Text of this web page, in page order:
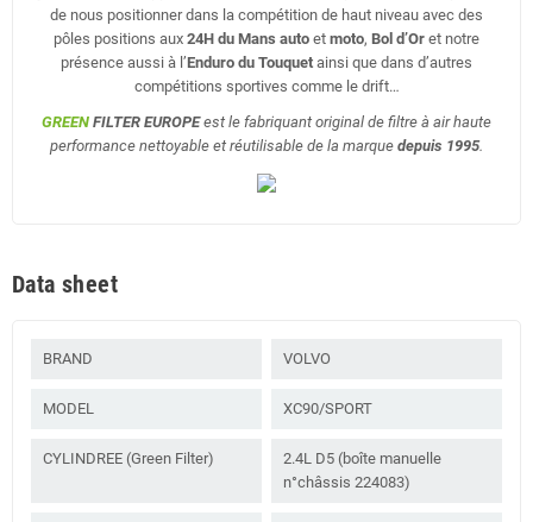
de nous positionner dans la compétition de haut niveau avec des
pôles positions aux 24H du Mans auto et moto, Bol d’Or et notre
présence aussi à l’Enduro du Touquet ainsi que dans d’autres
compétitions sportives comme le drift…
GREEN FILTER EUROPEest le fabriquant original de filtre à air haute
performance nettoyable et réutilisable de la marque depuis 1995.
Data sheet
BRAND VOLVO
MODEL XC90/SPORT
CYLINDREE (Green Filter)
2.4L D5 (boîte manuelle
n°châssis 224083)